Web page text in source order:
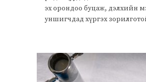
эх орондоо буцаж, дэлхийн
уншигчдад хүргэх